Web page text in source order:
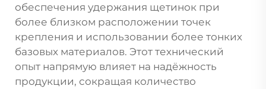
обеспечения удержания щетинок при
более близком расположении точек
крепления и использовании более тонких
базовых материалов. Этот технический
опыт напрямую влияет на надёжность
продукции, сокращая количество